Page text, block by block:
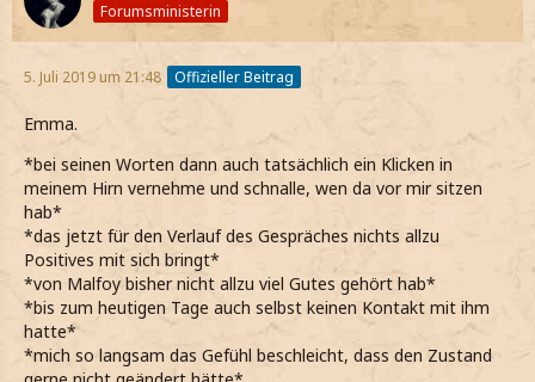
Forumsministerin
5. Juli 2019 um 21:48 Offizieller Beitrag
Emma.
*bei seinen Worten dann auch tatsächlich ein Klicken in
meinem Hirn vernehme und schnalle, wen da vor mir sitzen
hab*
*das jetzt für den Verlauf des Gespräches nichts allzu
Positives mit sich bringt*
*von Malfoy bisher nicht allzu viel Gutes gehört hab*
*bis zum heutigen Tage auch selbst keinen Kontakt mit ihm
hatte*
*mich so langsam das Gefühl beschleicht, dass den Zustand